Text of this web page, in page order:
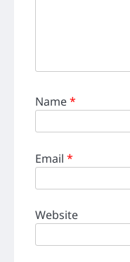
Name*
Email *
Website